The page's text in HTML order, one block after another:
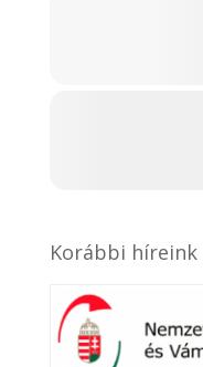
Korábbi híreink